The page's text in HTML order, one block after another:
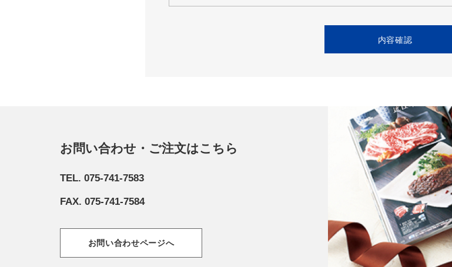
お問い合わせ・ご注文はこちら
TEL. 075-741-7583
FAX. 075-741-7584
お問い合わせページへ